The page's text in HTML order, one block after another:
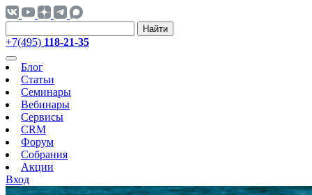
Найти
+7(495) 118-21-35
Блог
Статьи
Семинары
Вебинары
Сервисы
CRM
Форум
Собрания
Акции
Вход